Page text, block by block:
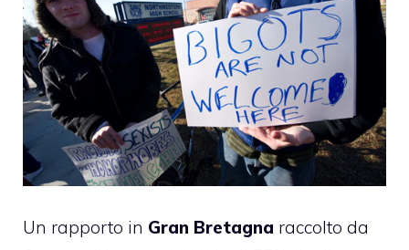
Un rapporto in Gran Bretagna raccolto da